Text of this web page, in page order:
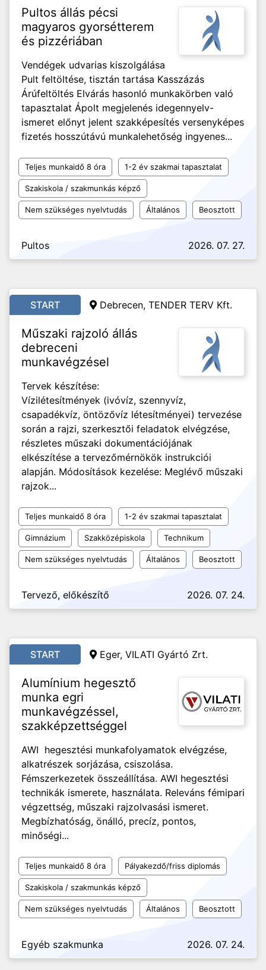
Pultos állás pécsi
magyaros gyorsétterem
és pizzériában
Vendégek udvarias kiszolgálása
Pult feltöltése, tisztán tartása Kasszázás
Árúfeltöltés Elvárás hasonló munkakörben való
tapasztalat Ápolt megjelenés idegennyelv-
ismeret előnyt jelent szakképesítés versenyképes
fizetés hosszútávú munkalehetőség ingyenes...
Teljes munkaidő 8 óra 1-2 év szakmai tapasztalat
Szakiskola / szakmunkás képző
Nem szükséges nyelvtudás Általános Beosztott
Pultos 2026. 07. 27.
START Debrecen, TENDER TERV Kft.
Műszaki rajzoló állás
debreceni
munkavégzésel
Tervek készítése:
Vízilétesítmények (ivóvíz, szennyvíz,
csapadékvíz, öntözővíz létesítményei) tervezése
során a rajzi, szerkesztői feladatok elvégzése,
részletes műszaki dokumentációjának
elkészítése a tervezőmérnökök instrukciói
alapján. Módosítások kezelése: Meglévő műszaki
rajzok...
Teljes munkaidő 8 óra 1-2 év szakmai tapasztalat
Gimnázium Szakközépiskola Technikum
Nem szükséges nyelvtudás Általános Beosztott
Tervező, előkészítő 2026. 07. 24.
START Eger, VILATI Gyártó Zrt.
Alumínium hegesztő
munka egri
munkavégzéssel,
szakképzettséggel
AWI hegesztési munkafolyamatok elvégzése,
alkatrészek sorjázása, csiszolása.
Fémszerkezetek összeállítása. AWI hegesztési
technikák ismerete, használata. Releváns fémipari
végzettség, műszaki rajzolvasási ismeret.
Megbízhatóság, önálló, precíz, pontos,
minőségi...
Teljes munkaidő 8 óra Pályakezdő/friss diplomás
Szakiskola / szakmunkás képző
Nem szükséges nyelvtudás Általános Beosztott
Egyéb szakmunka 2026. 07. 24.